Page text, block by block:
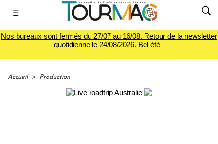
☰
Nos bureaux sont fermés du 27/07 au 16/08. Retour de la newsletter
quotidienne le 24/08/2026. Bel été !
Accueil > Production